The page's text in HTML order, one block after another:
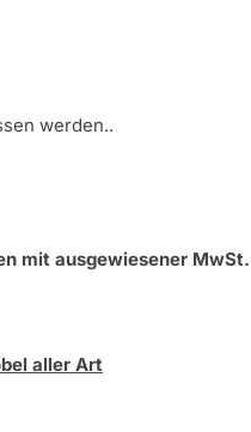
werden..
mit ausgewiesener MwSt.
aller Art